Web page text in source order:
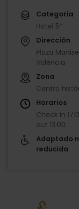
Categoría
Hotel 5*
Dirección
Plaza
València
Zona
Centro
Horarios
Check in
out 13:00.
Adaptado
reducida